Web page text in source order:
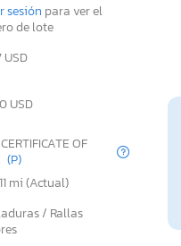
sesión para ver el
de lote
USD
USD
OF
(P)
mi (Actual)
/ Rallas